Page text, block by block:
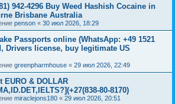
942-4296 Buy Weed Hashish Cocaine in
Brisbane Australia
penson « 30 июл 2026, 18:29
Passports online (WhatsApp: +49 1521
Drivers license, buy legitimate US
greenpharmhouse « 29 июл 2026, 22:49
EURO & DOLLAR
80-8170)
miraclejons180 « 29 июл 2026, 20:51